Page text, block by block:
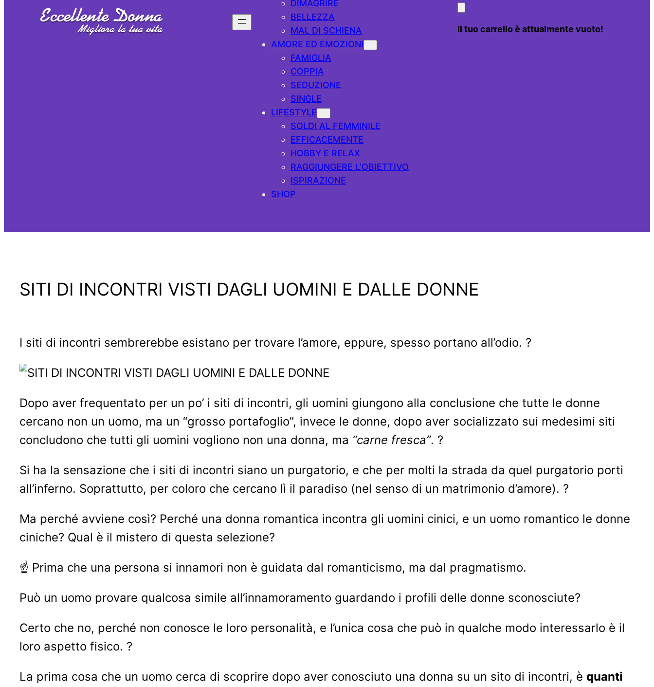
DIMAGRIRE
BELLEZZA
MAL DI SCHIENA
AMORE ED EMOZIONI
FAMIGLIA
COPPIA
SEDUZIONE
SINGLE
LIFESTYLE
SOLDI AL FEMMINILE
EFFICACEMENTE
HOBBY E RELAX
RAGGIUNGERE L’OBIETTIVO
ISPIRAZIONE
SHOP
Il tuo carrello è attualmente vuoto!
SITI DI INCONTRI VISTI DAGLI UOMINI E DALLE DONNE
I siti di incontri sembrerebbe esistano per trovare l’amore, eppure, spesso portano all’odio. ?
Dopo aver frequentato per un po’ i siti di incontri, gli uomini giungono alla conclusione che tutte le donne
cercano non un uomo, ma un “grosso portafoglio”, invece le donne, dopo aver socializzato sui medesimi siti
concludono che tutti gli uomini vogliono non una donna, ma “carne fresca”. ?
Si ha la sensazione che i siti di incontri siano un purgatorio, e che per molti la strada da quel purgatorio porti
all’inferno. Soprattutto, per coloro che cercano lì il paradiso (nel senso di un matrimonio d’amore). ?
Ma perché avviene così? Perché una donna romantica incontra gli uomini cinici, e un uomo romantico le donne
ciniche? Qual è il mistero di questa selezione?
☝ Prima che una persona si innamori non è guidata dal romanticismo, ma dal pragmatismo.
Può un uomo provare qualcosa simile all’innamoramento guardando i profili delle donne sconosciute?
Certo che no, perché non conosce le loro personalità, e l’unica cosa che può in qualche modo interessarlo è il
loro aspetto fisico. ?
La prima cosa che un uomo cerca di scoprire dopo aver conosciuto una donna su un sito di incontri, è quanti